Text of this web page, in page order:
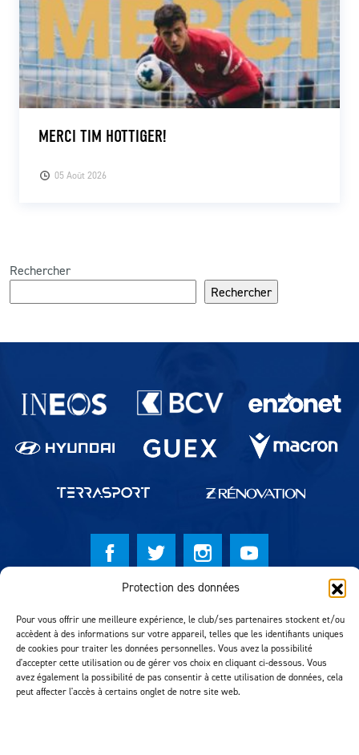
Protection des données
Pour vous offrir une meilleure expérience, le club/ses partenaires stockent et/ou
accèdent à des informations sur votre appareil, telles que les identifiants uniques
de cookies pour traiter les données personnelles. Vous avez la possibilité
d'accepter cette utilisation ou de gérer vos choix en cliquant ci-dessous. Vous
avez également la possibilité de pas consentir à cette utilisation de données, cela
peut affecter l'accès à certains onglet de notre site web.
05 Août 2026
MERCI TIM HOTTIGER!
Rechercher
Rechercher
Partenaires du lausanne-Sport
Réalisation MTM Agency